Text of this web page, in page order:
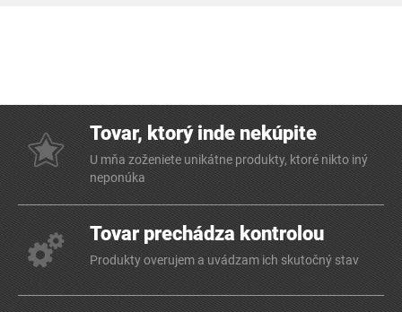
Tovar, ktorý inde nekúpite
U mňa zoženiete unikátne produkty, ktoré nikto iný
neponúka
Tovar prechádza kontrolou
Produkty overujem a uvádzam ich skutočný stav